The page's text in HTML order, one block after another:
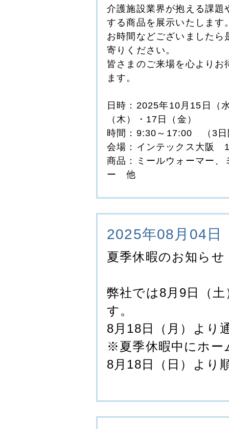
介護施設業界が抱える課題
する商品を展示いたします
お時間などございましたら
寄りください。
皆さまのご来場を心よりお
ます。
日時：2025年10月15日（
（木）・17日（金）
時間：9:30～17:00 （3日
会場：インテックス大阪
商品：ミールウォーマー、
ー 他
2025年08月04日
夏季休暇のお知らせ
弊社では8月9日（
す。
8月18日（月）より
※夏季休暇中にホー
8月18日（日）より